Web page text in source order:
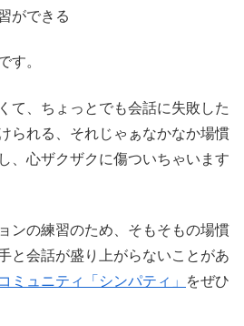
ができる
す。
て、ちょっとでも会話に失敗した
られる、それじゃぁなかなか場慣
、心ザクザクに傷ついちゃいます
ンの練習のため、そもそもの場慣
と会話が盛り上がらないことがあ
ミュニティ「シンパティ」
をぜひ